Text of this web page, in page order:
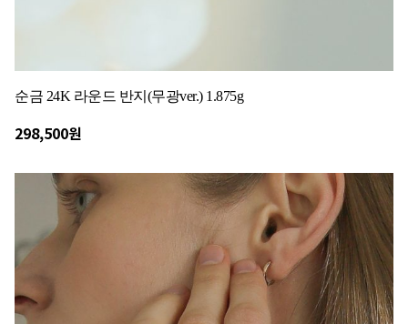
순금 24K 라운드 반지(무광ver.) 1.875g
298,500원